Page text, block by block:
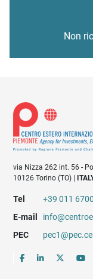
Non
via Nizza 262 int. 56 -
10126 Torino (TO) |
Tel
+39 011
E-mail
PEC